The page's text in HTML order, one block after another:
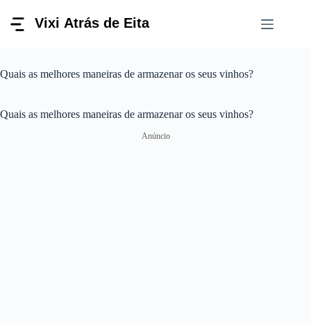
para
Quais as melhores maneiras de armazenar os seus vinhos?
Quais as melhores maneiras de armazenar os seus vinhos?
Anúncio